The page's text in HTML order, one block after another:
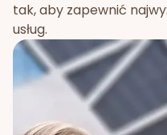
tak, aby zapewnić
usług.